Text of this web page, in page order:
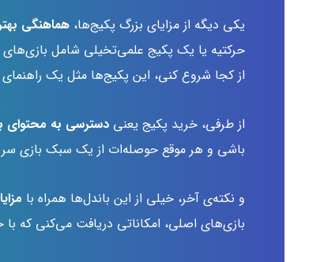
یکی دیگه از مزایای بزرگ پکیج‌ها، هماهنگی
حرکتیه یا یک پکیج علمی‌تخیلی شامل
از کجا شروع کنی، این پکیج‌ها مثل یک
از طرفی، خرید پکیج یعنی دسترسی به محتوای
باشی و هر موقع حوصله‌ات از یک سبک بازی سر
و نکته‌ی آخر، خیلی از این باندل‌ها همراه با
بازی‌های اصلی، امکاناتی دریافت می‌کنی که